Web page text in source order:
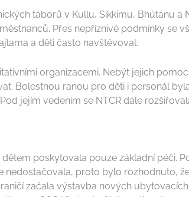
táborů v Kullu, Sikkimu, Bhútánu
Přes nepříznivé podmínky se
a děti často navštěvoval.
organizacemi. Nebýt jejich
Bolestnou ranou pro děti i personál
jejím vedením se NTCR dále
poskytovala pouze základní péči.
proto bylo rozhodnuto,
začala výstavba nových